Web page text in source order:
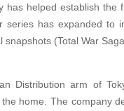
has helped establish
series has expanded
(Total War
Distribution arm of
home. The company